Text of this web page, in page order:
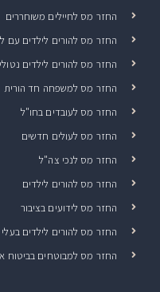
החזר מס לחיילים משוחררים
החזר מס להורים לילדים עם
החזר מס להורים לילדים
החזר מס למשפחה חד הורית
החזר מס לעובדים בחו"ל
החזר מס לעולים חדשים
החזר מס לנכי צה"ל
החזר מס להורים לילדים
החזר מס לידועים בציבור
החזר מס להורים לילדים
החזר מס למבוטחים בביטוח